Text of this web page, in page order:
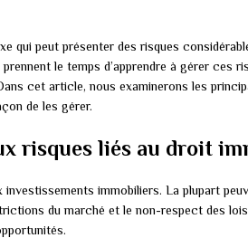
qui peut présenter des risques
le temps d’apprendre à gérer ces
cet article, nous examinerons les
de les gérer.
risques liés au droit
immobiliers. La plupart
du marché et le non-respect des